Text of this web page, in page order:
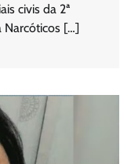
civis da 2ª
Narcóticos […]